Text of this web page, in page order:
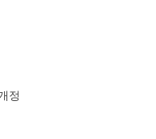
개정